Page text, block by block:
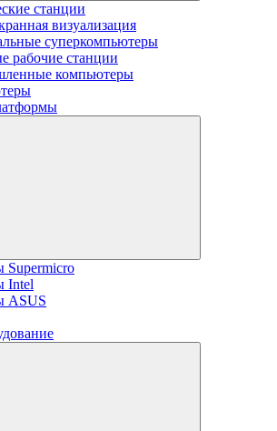
станции
визуализация
суперкомпьютеры
рабочие станции
компьютеры
Supermicro
Intel
ASUS